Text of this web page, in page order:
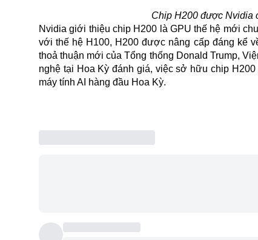
Chip H200 được Nvidia
Nvidia giới thiệu chip H200 là GPU thế hệ mới
với thế hệ H100, H200 được nâng cấp đáng kể
thoả thuận mới của Tổng thống Donald Trump,
nghệ tại Hoa Kỳ đánh giá, việc sở hữu chip H200
máy tính AI hàng đầu Hoa Kỳ.